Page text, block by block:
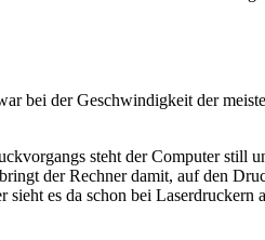
bei der Geschwindigkeit der
steht der Computer still
der Rechner damit, auf den
es da schon bei Laserdruckern